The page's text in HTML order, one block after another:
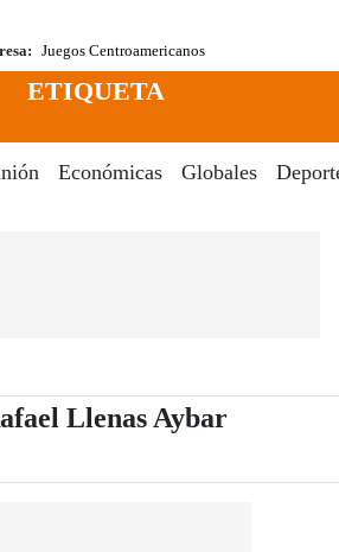
Juegos Centroamericanos
ETIQUETA
Económicas Globales
Llenas Aybar-